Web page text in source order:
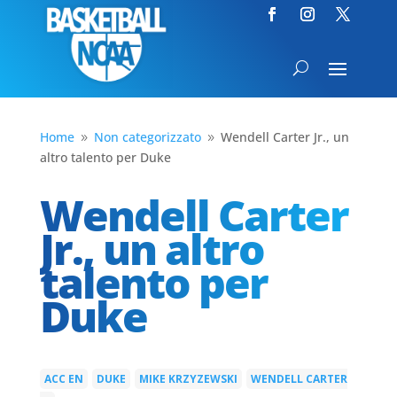
Home 9 Non categorizzato 9 Wendell Carter Jr., un
altro talento per Duke
Wendell Carter
Jr., un altro
talento per
Duke
ACC EN DUKE MIKE KRZYZEWSKI
WENDELL CARTER